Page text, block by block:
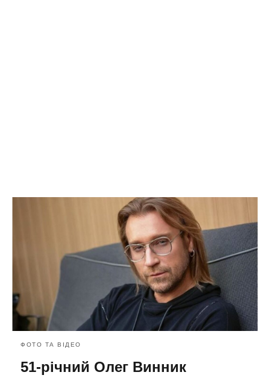
ФОТО ТА ВІДЕО
51-річний Олег Винник